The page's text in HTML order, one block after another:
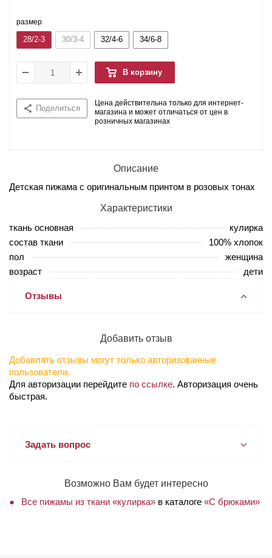
размер
28/2-3 30/3-4 32/4-6 34/6-8
В корзину
Поделиться
Цена действительна только для интернет-
магазина и может отличаться от цен в
розничных магазинах
Описание
Детская пижама с оригинальным принтом в розовых тонах
Характеристики
ткань основная
кулирка
состав ткани
100% хлопок
пол
женщина
возраст
дети
Отзывы
Добавить отзыв
Добавлять отзывы могут только авторизованные
пользователи.
Для авторизации перейдите по ссылке. Авторизация очень
быстрая.
Задать вопрос
Возможно Вам будет интересно
Все пижамы из ткани «кулирка» в каталоге «С брюками»